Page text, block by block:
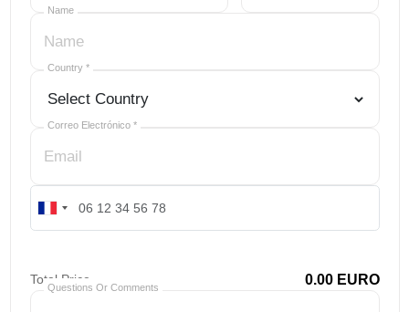
Name
Country *
Correo Electrónico *
Total Price 0.00 EURO
Questions Or Comments